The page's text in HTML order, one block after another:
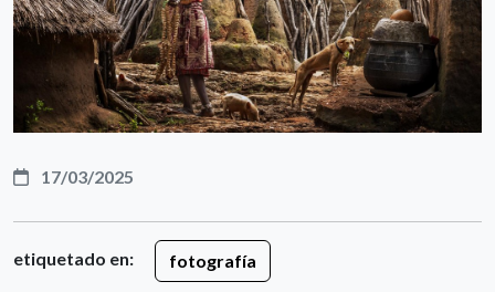
17/03/2025
etiquetado en: fotografía